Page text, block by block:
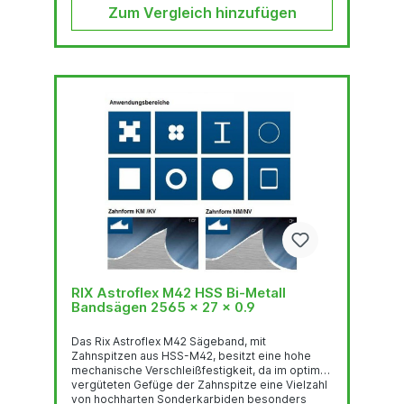
Zum Vergleich hinzufügen
RIX Astroflex M42 HSS Bi-Metall
Bandsägen 2565 x 27 x 0.9
Das Rix Astroflex M42 Sägeband, mit
Zahnspitzen aus HSS-M42, besitzt eine hohe
mechanische Verschleißfestigkeit, da im optimal
vergüteten Gefüge der Zahnspitze eine Vielzahl
von hochharten Sonderkarbiden besonders